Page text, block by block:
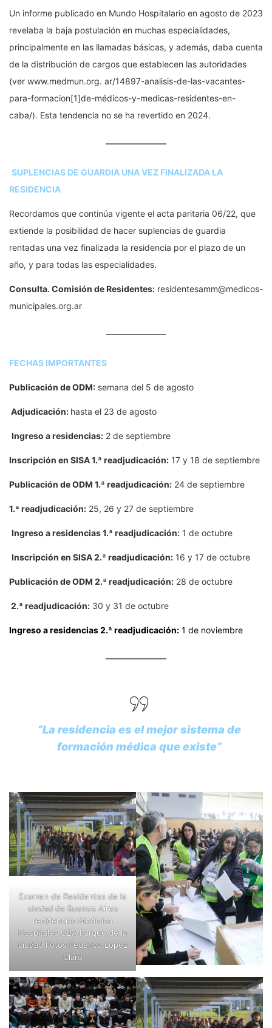
Un informe publicado en Mundo Hospitalario en agosto de 2023
revelaba la baja postulación en muchas especialidades,
principalmente en las llamadas básicas, y además, daba cuenta
de la distribución de cargos que establecen las autoridades
(ver www.medmun.org. ar/14897-analisis-de-las-vacantes-
para-formacion[1]de-médicos-y-medicas-residentes-en-
caba/). Esta tendencia no se ha revertido en 2024.
SUPLENCIAS DE GUARDIA UNA VEZ FINALIZADA LA
RESIDENCIA
Recordamos que continúa vigente el acta paritaria 06/22, que
extiende la posibilidad de hacer suplencias de guardia
rentadas una vez finalizada la residencia por el plazo de un
año, y para todas las especialidades.
Consulta. Comisión de Residentes: residentesamm@medicos-
municipales.org.ar
FECHAS IMPORTANTES
Publicación de ODM: semana del 5 de agosto
Adjudicación: hasta el 23 de agosto
Ingreso a residencias: 2 de septiembre
Inscripción en SISA 1.ª readjudicación: 17 y 18 de septiembre
Publicación de ODM 1.ª readjudicación: 24 de septiembre
1.ª readjudicación: 25, 26 y 27 de septiembre
Ingreso a residencias 1.ª readjudicación: 1 de octubre
Inscripción en SISA 2.ª readjudicación: 16 y 17 de octubre
Publicación de ODM 2.ª readjudicación: 28 de octubre
2.ª readjudicación: 30 y 31 de octubre
Ingreso a residencias 2.ª readjudicación: 1 de noviembre
“La residencia es el mejor sistema de
formación médica que existe”
Examen de Residentes de la
ciudad de Buenos Aires
residencias Medicina
Hospitales UBA Parque de la
ciudad Fotos Federico Lopez
Claro